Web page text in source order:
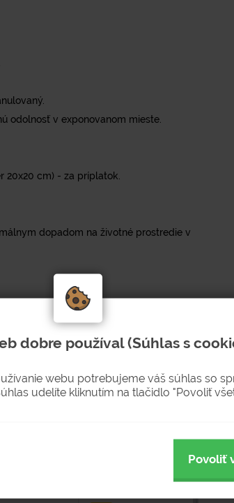
odolnosť v exponovanom mieste.
20x20 cm) - za príplatok.
dopadom na životné prostredie v
dobre používal (Súhlas s
webu potrebujeme váš súhlas so
udelíte kliknutím na tlačidlo "Povoliť
Povoliť